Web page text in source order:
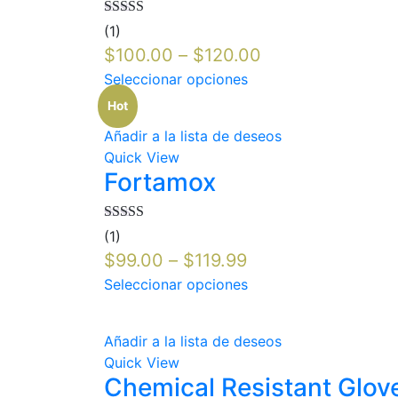
Valorado en
5.00
(1)
$100.00 – $120.00
Seleccionar opciones
Hot
Añadir a la lista de deseos
Quick View
Fortamox
Valorado en
5.00
(1)
$99.00 – $119.99
Seleccionar opciones
Añadir a la lista de deseos
Quick View
Chemical Resistant